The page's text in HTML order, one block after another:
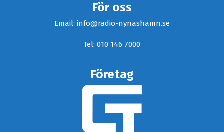
För oss
Email: info@radio-nynashamn.se
Tel: 010 146 7000
Företag